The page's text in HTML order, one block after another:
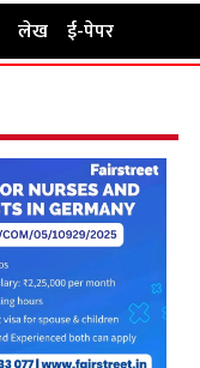
लेख ई-पेपर